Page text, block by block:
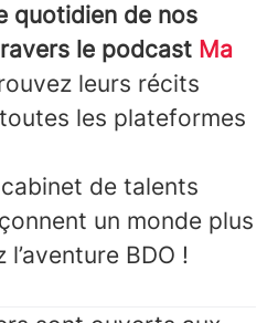
quotidien de nos
le podcast Ma
leurs récits
les plateformes
de talents
un monde plus
BDO !